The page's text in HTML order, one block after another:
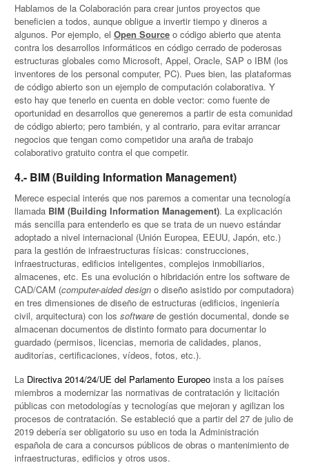
Hablamos de la Colaboración para crear juntos proyectos que
beneficien a todos, aunque obligue a invertir tiempo y dineros a
algunos. Por ejemplo, el Open Source o código abierto que atenta
contra los desarrollos informáticos en código cerrado de poderosas
estructuras globales como Microsoft, Appel, Oracle, SAP o IBM (los
inventores de los personal computer, PC). Pues bien, las plataformas
de código abierto son un ejemplo de computación colaborativa. Y
esto hay que tenerlo en cuenta en doble vector: como fuente de
oportunidad en desarrollos que generemos a partir de esta comunidad
de código abierto; pero también, y al contrario, para evitar arrancar
negocios que tengan como competidor una araña de trabajo
colaborativo gratuito contra el que competir.
4.- BIM (Building Information Management)
Merece especial interés que nos paremos a comentar una tecnología
llamada BIM (Building Information Management). La explicación
más sencilla para entenderlo es que se trata de un nuevo estándar
adoptado a nivel internacional (Unión Europea, EEUU, Japón, etc.)
para la gestión de infraestructuras físicas: construcciones,
infraestructuras, edificios inteligentes, complejos inmobiliarios,
almacenes, etc. Es una evolución o hibridación entre los software de
CAD/CAM (computer-aided design o diseño asistido por computadora)
en tres dimensiones de diseño de estructuras (edificios, ingeniería
civil, arquitectura) con lossoftware de gestión documental, donde se
almacenan documentos de distinto formato para documentar lo
guardado (permisos, licencias, memoria de calidades, planos,
auditorías, certificaciones, vídeos, fotos, etc.).
La Directiva 2014/24/UE del Parlamento Europeo insta a los países
miembros a modernizar las normativas de contratación y licitación
públicas con metodologías y tecnologías que mejoran y agilizan los
procesos de contratación. Se estableció que a partir del 27 de julio de
2019 debería ser obligatorio su uso en toda la Administración
española de cara a concursos públicos de obras o mantenimiento de
infraestructuras, edificios y otros usos.